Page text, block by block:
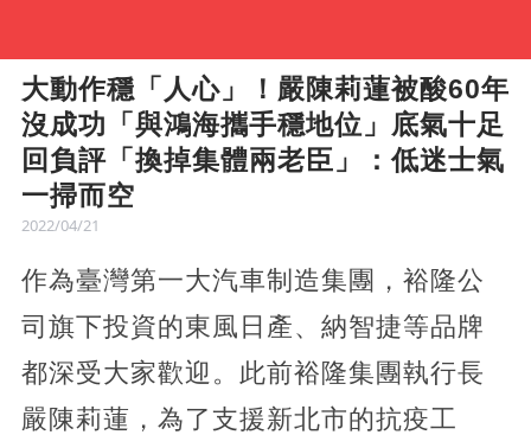
大動作穩「人心」！嚴陳莉蓮被酸60年
沒成功「與鴻海攜手穩地位」底氣十足
回負評「換掉集體兩老臣」：低迷士氣
一掃而空
2022/04/21
作為臺灣第一大汽車制造集團，裕隆公
司旗下投資的東風日產、納智捷等品牌
都深受大家歡迎。此前裕隆集團執行長
嚴陳莉蓮，為了支援新北市的抗疫工